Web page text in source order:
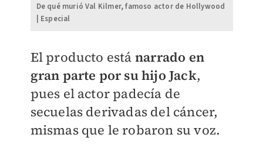
De qué murió Val Kilmer, famoso actor de Hollywood
| Especial
El producto está narrado en
gran parte por su hijo Jack,
pues el actor padecía de
secuelas derivadas del cáncer,
mismas que le robaron su voz.